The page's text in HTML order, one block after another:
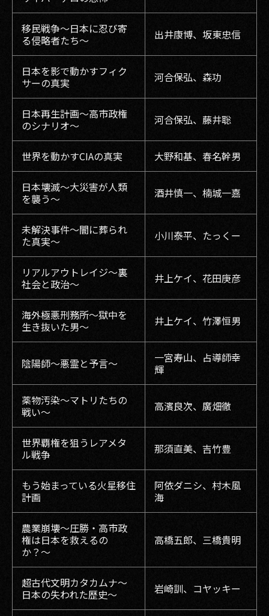
移民戦争〜日本に忍び寄
る侵略者たち〜
出井康博、坂東忠信
日本を影で動かすフィク
サーの真実
河合保弘、森功
日本再生計画〜高市政権
のシナリオ〜
河合保弘、藤井聡
世界を動かすCIAの真実 大野和基、春名幹男
日本壊滅〜大災害が人類
を襲う〜
酒井慎一、楠城一嘉
未解決事件〜闇に葬られ
た真実〜
小川泰平、たっくー
リアルアウトレイジ〜裏
社会と政治〜
井上ケイ、花田庚彦
海外極悪刑務所〜獄中を
生き抜いた男〜
井上ケイ、竹澤恒男
陰陽師〜悪霊と予言〜
一宮寿山、占導師幸
輝
薬物汚染〜マトリたちの
戦い〜
高濱良次、廣畑徹
世界覇権を狙うレアメタ
ル戦争
那須直美、吉竹豊
もう始まっている火星移住
計画
阿依ダニシ、村木風
海
農業崩壊〜圧勝・高市政
権は日本を救えるの
か？〜
高橋五郎、三橋貴明
超古代文明カタカムナ〜
日本の失われた歴史〜
岩崎訓、コヤッキー